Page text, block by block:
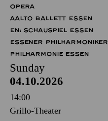
OPERA
AALTO BALLETT ESSEN
EN: SCHAUSPIEL ESSEN
ESSENER PHILHARMONIKER
PHILHARMONIE ESSEN
Sunday
04.10.2026
14:00
Grillo-Theater